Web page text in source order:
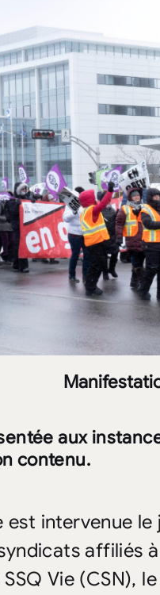
aux
contenu.
intervenue
affiliés
Vie (CSN),